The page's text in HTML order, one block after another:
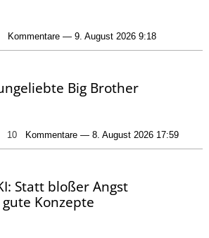
Kommentare — 9. August 2026 9:18
Big Brother
10 Kommentare — 8. August 2026 17:59
Statt bloßer Angst
Konzepte